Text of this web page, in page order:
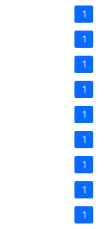
1
1
1
1
1
1
1
1
1